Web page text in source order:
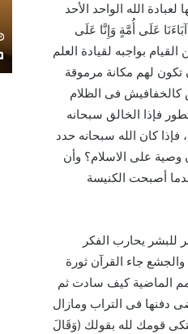
الله الواحد الأحد
عَلَى أُمَّةٍ وَإِنَّا عَلَى
عن القيام بواجبه لقيادة العلم
تكون لهم مكانة مرموقة
كالخفافيش فى الظلام
فإذا الخالق سبحانه
(وَلَو شاءَ اللَّـهُ ما أَشرَكوا وَما جَعَلناكَ عَلَيهِم حَفيظًا وَما أَنتَ عَلَيهِم بِوَكيلٍ) (الأنعام: 107)، فإذا كان الله سبحانه حدد
على الاسلام؟ وأن
أصبحت الكنيسة
للبشر يحارب الفكر
جاء القرآن ثورة
الماضية كيف سادت ثم
دفنها فى التراب ومازال
قومك لله بقولك (وَقَالَ
فبراير 11, 2026
صور